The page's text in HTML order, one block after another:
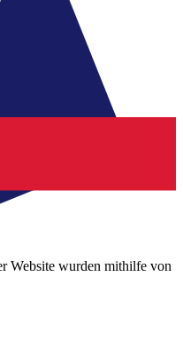
Website wurden mithilfe von